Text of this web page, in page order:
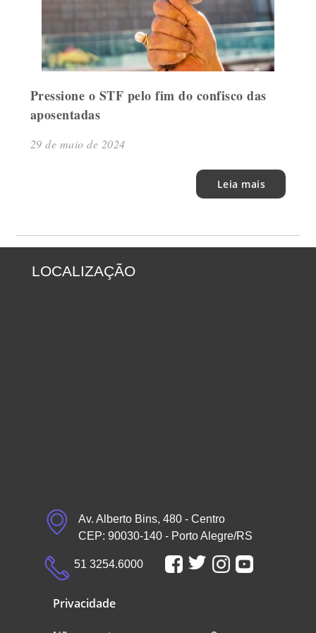
Pressione o STF pelo fim do confisco das
aposentadas
29 de maio de 2024
Leia mais
LOCALIZAÇÃO
Av. Alberto Bins, 480 - Centro
CEP: 90030-140 - Porto Alegre/RS
51 3254.6000
Privacidade